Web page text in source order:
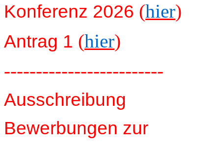
Konferenz 2026 (hier)
Antrag 1 (hier)
-------------------------
Ausschreibung
Bewerbungen zur